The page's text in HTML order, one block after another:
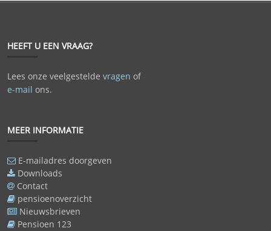
HEEFT U EEN VRAAG?
Lees onze veelgestelde vragen of
e-mail ons.
MEER INFORMATIE
E-mailadres doorgeven
Downloads
Contact
pensioenoverzicht
Nieuwsbrieven
Pensioen 123